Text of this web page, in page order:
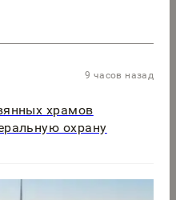
9 часов назад
храмов
охрану